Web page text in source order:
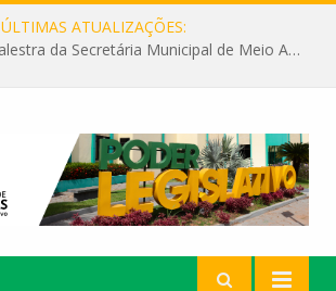
ÚLTIMAS ATUALIZAÇÕES:
Câmara recebe palestra da Secretária Municipal de Meio Ambiente sobre as ações da “SEMANA DO MEIO AMBIENTE”